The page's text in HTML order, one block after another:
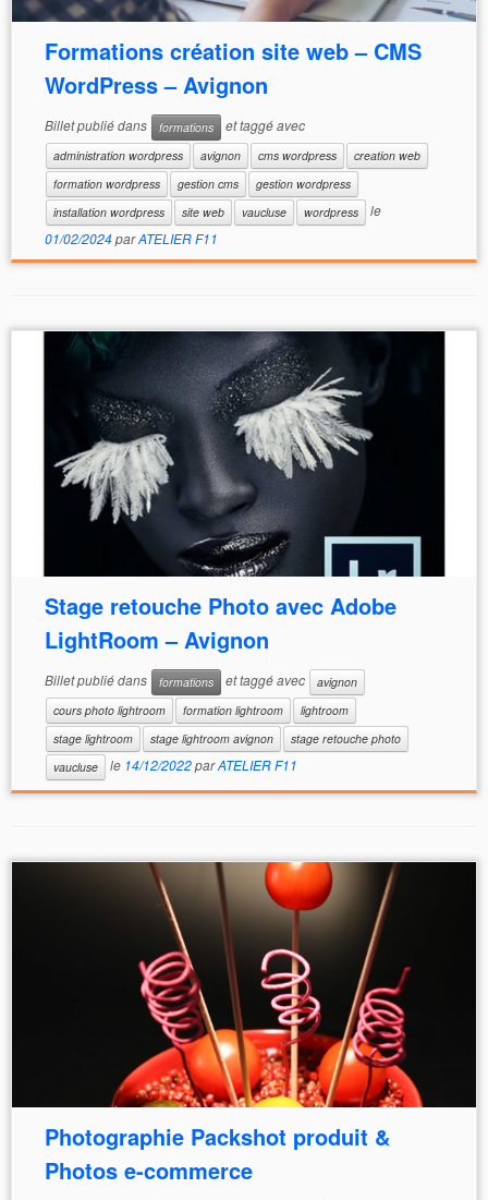
Formations création site web – CMS
WordPress – Avignon
Billet publié dans formations et taggé avec
administration wordpress avignon cms wordpress
creation web
formation wordpress
gestion cms
gestion wordpress
installation wordpress
site web vaucluse wordpress
le
01/02/2024parATELIER F11
Stage retouche Photo avec Adobe
LightRoom – Avignon
Billet publié dans formations et taggé avec
avignon
cours photo lightroom
formation lightroom
lightroom
stage lightroom
stage lightroom avignon
stage retouche photo
vaucluse
le 14/12/2022parATELIER F11
Photographie Packshot produit &
Photos e-commerce